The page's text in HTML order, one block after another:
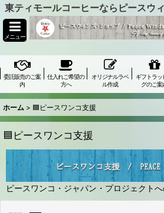
東ティモールコーヒーならピースウ
メニュー
委託販売のご案
内
仕入れご希望の
方へ
オリジナルラベ
ル作成
ギフトラッ
グのご案
ホーム > 🟦ピースワンコ支援
🟦ピースワンコ支援
ピースワンコ・ジャパン・プロジェクト